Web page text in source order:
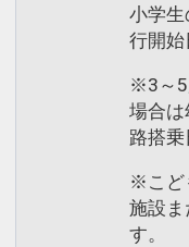
小学
行開始
※3～5
場合は
路搭乗
※こど
施設ま
す。